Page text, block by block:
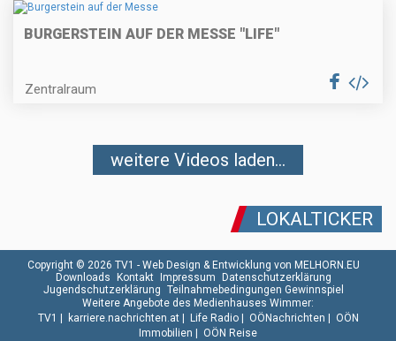
BURGERSTEIN AUF DER MESSE "LIFE"
Zentralraum
weitere Videos laden...
LOKALTICKER
Copyright © 2026 TV1 - Web Design & Entwicklung von MELHORN.EU
Downloads
Kontakt Impressum
Datenschutzerklärung
Jugendschutzerklärung Teilnahmebedingungen Gewinnspiel
Weitere Angebote des Medienhauses Wimmer:
TV1
karriere.nachrichten.at| Life Radio| OÖNachrichten
OÖN
Immobilien
OÖN Reise